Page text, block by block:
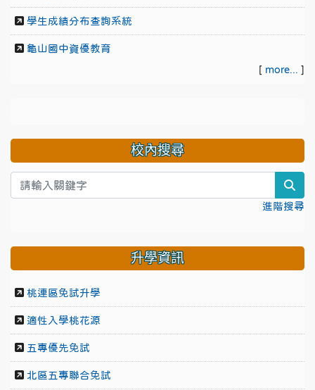
學生成績分布查詢系統
龜山國中資優教育
[ more... ]
校內搜尋
進階搜尋
升學資訊
桃連區免試升學
適性入學桃花源
五專優先免試
北區五專聯合免試